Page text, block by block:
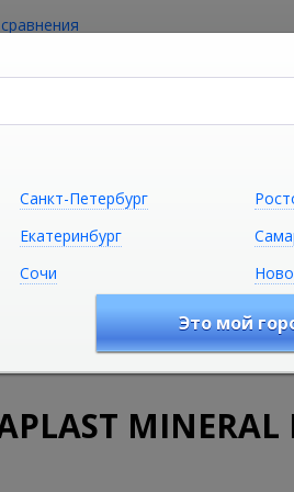
Сантехника
Дренажные каналы для
MINERAL
Санкт-Петербург
Екатеринбург
Сочи
Это мой